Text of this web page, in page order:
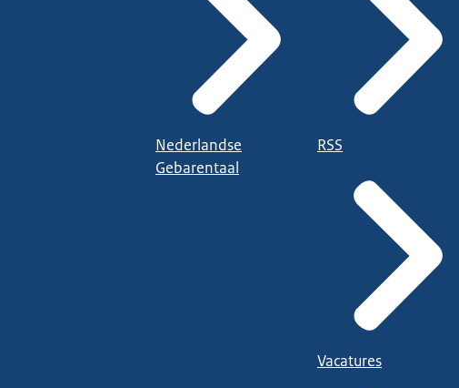
Nederlandse
Gebarentaal
RSS
Vacatures